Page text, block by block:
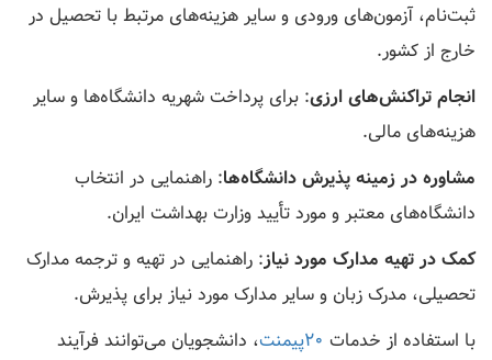
ثبت‌نام، آزمون‌های ورودی و سایر هزینه‌های مرتبط با تحصیل در
خارج از کشور.
انجام تراکنش‌های ارزی: برای پرداخت شهریه دانشگاه‌ها و سایر
هزینه‌های مالی.
مشاوره در زمینه پذیرش دانشگاه‌ها: راهنمایی در انتخاب
دانشگاه‌های معتبر و مورد تأیید وزارت بهداشت ایران.
کمک در تهیه مدارک مورد نیاز: راهنمایی در تهیه و ترجمه مدارک
تحصیلی، مدرک زبان و سایر مدارک مورد نیاز برای پذیرش.
با استفاده از خدمات 20پیمنت
، دانشجویان می‌توانند فرآیند